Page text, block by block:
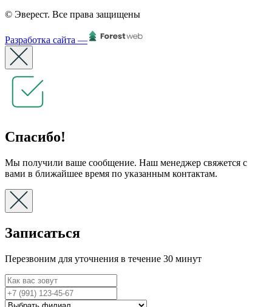
© Эверест. Все права защищены
Разработка сайта —
Спасибо!
Мы получили ваше сообщение. Наш менеджер свяжется с
вами в ближайшее время по указанным контактам.
Записаться
Перезвоним для уточнения в течение 30 минут